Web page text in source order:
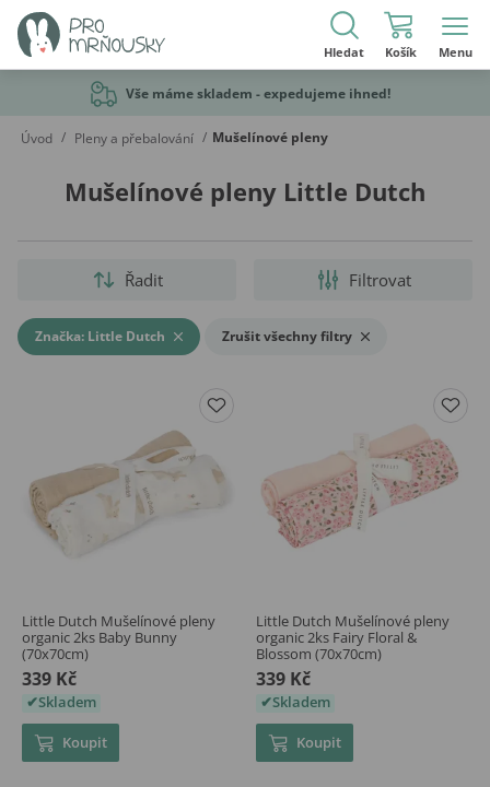
Hledat Košík Menu
Vše máme skladem - expedujeme ihned!
Úvod / Pleny a přebalování / Mušelínové pleny
Mušelínové pleny Little Dutch
Filtrovat
Řadit
Značka: Little Dutch Zrušit všechny filtry
Little Dutch Mušelínové pleny
organic 2ks Baby Bunny
(70x70cm)
339 Kč
Skladem
Koupit
Little Dutch Mušelínové pleny
organic 2ks Fairy Floral &
Blossom (70x70cm)
339 Kč
Skladem
Koupit